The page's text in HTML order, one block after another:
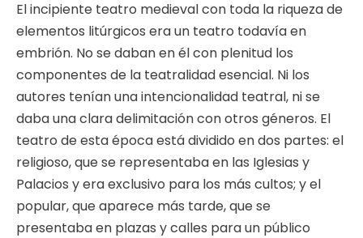
El incipiente teatro medieval con toda la riqueza de
elementos litúrgicos era un teatro todavía en
embrión. No se daban en él con plenitud los
componentes de la teatralidad esencial. Ni los
autores tenían una intencionalidad teatral, ni se
daba una clara delimitación con otros géneros. El
teatro de esta época está dividido en dos partes: el
religioso, que se representaba en las Iglesias y
Palacios y era exclusivo para los más cultos; y el
popular, que aparece más tarde, que se
presentaba en plazas y calles para un público